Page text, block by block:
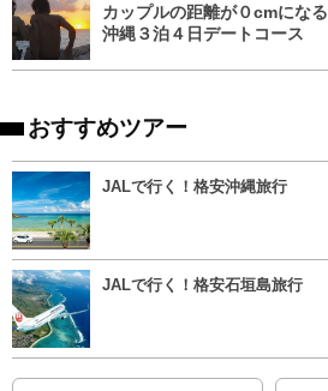
カップルの距離が０cmになる
沖縄３泊４日デートコース
おすすめツアー
JALで行く！格安沖縄旅行
JALで行く！格安石垣島旅行